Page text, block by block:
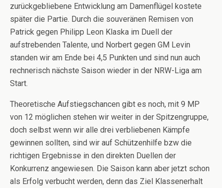
zurückgebliebene Entwicklung am Damenflügel kostete
später die Partie. Durch die souveränen Remisen von
Patrick gegen Philipp Leon Klaska im Duell der
aufstrebenden Talente, und Norbert gegen GM Levin
standen wir am Ende bei 4,5 Punkten und sind nun auch
rechnerisch nächste Saison wieder in der NRW-Liga am
Start.
Theoretische Aufstiegschancen gibt es noch, mit 9 MP
von 12 möglichen stehen wir weiter in der Spitzengruppe,
doch selbst wenn wir alle drei verbliebenen Kämpfe
gewinnen sollten, sind wir auf Schützenhilfe bzw die
richtigen Ergebnisse in den direkten Duellen der
Konkurrenz angewiesen. Die Saison kann aber jetzt schon
als Erfolg verbucht werden, denn das Ziel Klassenerhalt